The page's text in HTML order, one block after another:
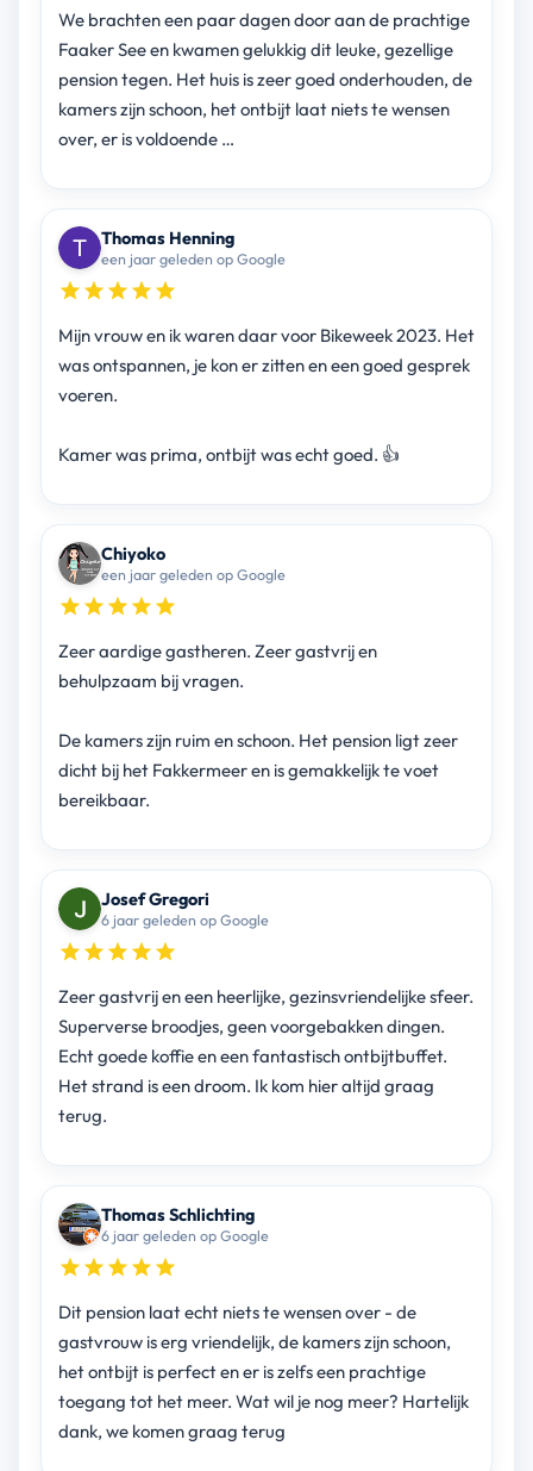
We brachten een paar dagen door aan de prachtige
Faaker See en kwamen gelukkig dit leuke, gezellige
pension tegen. Het huis is zeer goed onderhouden, de
kamers zijn schoon, het ontbijt laat niets te wensen
over, er is voldoende …
Thomas Henning
een jaar geleden op Google
Mijn vrouw en ik waren daar voor Bikeweek 2023. Het
was ontspannen, je kon er zitten en een goed gesprek
voeren.
Kamer was prima, ontbijt was echt goed. 👍
Chiyoko
een jaar geleden op Google
Zeer aardige gastheren. Zeer gastvrij en
behulpzaam bij vragen.
De kamers zijn ruim en schoon. Het pension ligt zeer
dicht bij het Fakkermeer en is gemakkelijk te voet
bereikbaar.
Josef Gregori
6 jaar geleden op Google
Zeer gastvrij en een heerlijke, gezinsvriendelijke sfeer.
Superverse broodjes, geen voorgebakken dingen.
Echt goede koffie en een fantastisch ontbijtbuffet.
Het strand is een droom. Ik kom hier altijd graag
terug.
Thomas Schlichting
6 jaar geleden op Google
Dit pension laat echt niets te wensen over - de
gastvrouw is erg vriendelijk, de kamers zijn schoon,
het ontbijt is perfect en er is zelfs een prachtige
toegang tot het meer. Wat wil je nog meer? Hartelijk
dank, we komen graag terug